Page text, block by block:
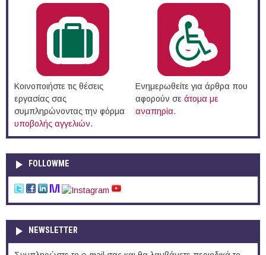
Κοινοποιήστε τις θέσεις
εργασίας σας
συμπληρώνοντας την φόρμα
υποβολής αγγελιών.
Ενημερωθείτε για άρθρα που
αφορούν σε άτομα με
αναπηρία.
FOLLOWME
NEWSLETTER